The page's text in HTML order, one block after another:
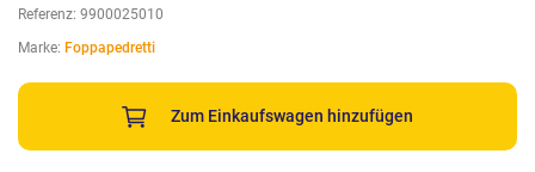
Referenz: 9900025010
Marke: Foppapedretti
Zum Einkaufswagen hinzufügen